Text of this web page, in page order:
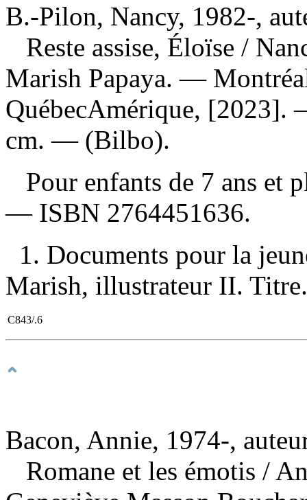
B.-Pilon, Nancy, 1982-,
Reste assise, Éloïse /
Marish Papaya. —
QuébecAmérique, [2023].
cm. — (Bilbo).
Pour enfants de 7 ans et
— ISBN 2764451636.
1. Documents pour la
Marish, illustrateur II.
C843/.6
Bacon, Annie, 1974-,
Romane et les émotis /